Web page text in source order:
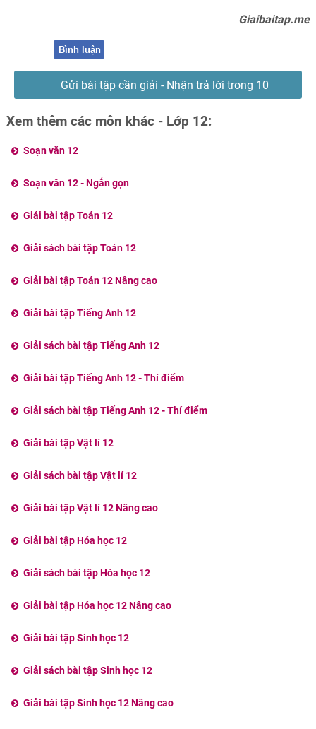
Giaibaitap.me
Bình luận
Gửi bài tập cần giải - Nhận trả lời trong 10
phút
Xem thêm các môn khác - Lớp 12:
Soạn văn 12
Soạn văn 12 - Ngắn gọn
Giải bài tập Toán 12
Giải sách bài tập Toán 12
Giải bài tập Toán 12 Nâng cao
Giải bài tập Tiếng Anh 12
Giải sách bài tập Tiếng Anh 12
Giải bài tập Tiếng Anh 12 - Thí điểm
Giải sách bài tập Tiếng Anh 12 - Thí điểm
Giải bài tập Vật lí 12
Giải sách bài tập Vật lí 12
Giải bài tập Vật lí 12 Nâng cao
Giải bài tập Hóa học 12
Giải sách bài tập Hóa học 12
Giải bài tập Hóa học 12 Nâng cao
Giải bài tập Sinh học 12
Giải sách bài tập Sinh học 12
Giải bài tập Sinh học 12 Nâng cao